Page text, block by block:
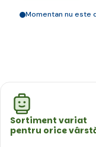
Momentan nu este
Sortiment variat
pentru orice